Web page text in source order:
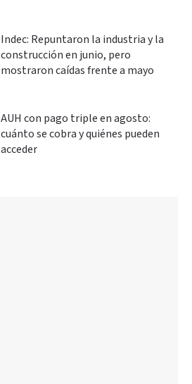
Indec: Repuntaron la industria y la
construcción en junio, pero
mostraron caídas frente a mayo
AUH con pago triple en agosto:
cuánto se cobra y quiénes pueden
acceder